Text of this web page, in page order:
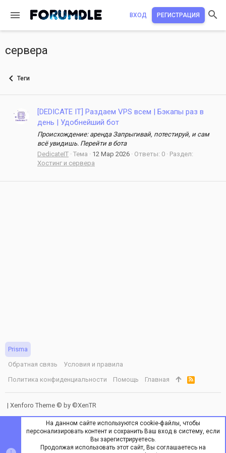
ВХОД РЕГИСТРАЦИЯ
сервера
Теги
[DEDICATE IT] Раздаем VPS всем | Бэкапы раз в
день | Удобнейший бот
Происхождение: аренда Запрыгивай, потестируй, и сам
всё увидишь. Перейти в бота
DedicateIT Тема 12 Мар 2026 Ответы: 0
Раздел:
Хостинг и сервера
Prisma
Обратная связь
Условия и правила
Политика конфиденциальности
Помощь Главная
R
S
S
| Xenforo Theme © by ©XenTR
На данном сайте используются cookie-файлы, чтобы
персонализировать контент и сохранить Ваш вход в систему, если
Вы зарегистрируетесь.
Продолжая использовать этот сайт, Вы соглашаетесь на